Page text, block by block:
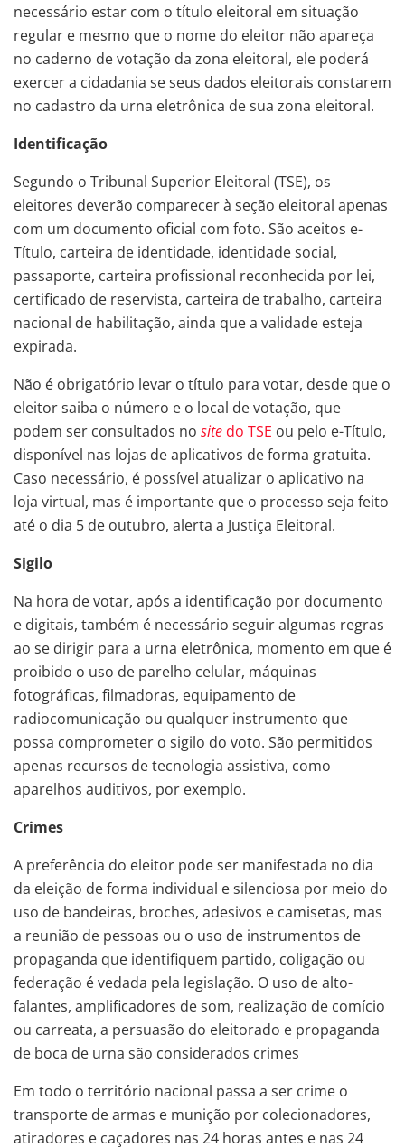
necessário estar com o título eleitoral em situação
regular e mesmo que o nome do eleitor não apareça
no caderno de votação da zona eleitoral, ele poderá
exercer a cidadania se seus dados eleitorais constarem
no cadastro da urna eletrônica de sua zona eleitoral.
Identificação
Segundo o Tribunal Superior Eleitoral (TSE), os
eleitores deverão comparecer à seção eleitoral apenas
com um documento oficial com foto. São aceitos e-
Título, carteira de identidade, identidade social,
passaporte, carteira profissional reconhecida por lei,
certificado de reservista, carteira de trabalho, carteira
nacional de habilitação, ainda que a validade esteja
expirada.
Não é obrigatório levar o título para votar, desde que o
eleitor saiba o número e o local de votação, que
podem ser consultados no site do TSE ou pelo e-Título,
disponível nas lojas de aplicativos de forma gratuita.
Caso necessário, é possível atualizar o aplicativo na
loja virtual, mas é importante que o processo seja feito
até o dia 5 de outubro, alerta a Justiça Eleitoral.
Sigilo
Na hora de votar, após a identificação por documento
e digitais, também é necessário seguir algumas regras
ao se dirigir para a urna eletrônica, momento em que é
proibido o uso de parelho celular, máquinas
fotográficas, filmadoras, equipamento de
radiocomunicação ou qualquer instrumento que
possa comprometer o sigilo do voto. São permitidos
apenas recursos de tecnologia assistiva, como
aparelhos auditivos, por exemplo.
Crimes
A preferência do eleitor pode ser manifestada no dia
da eleição de forma individual e silenciosa por meio do
uso de bandeiras, broches, adesivos e camisetas, mas
a reunião de pessoas ou o uso de instrumentos de
propaganda que identifiquem partido, coligação ou
federação é vedada pela legislação. O uso de alto-
falantes, amplificadores de som, realização de comício
ou carreata, a persuasão do eleitorado e propaganda
de boca de urna são considerados crimes
Em todo o território nacional passa a ser crime o
transporte de armas e munição por colecionadores,
atiradores e caçadores nas 24 horas antes e nas 24